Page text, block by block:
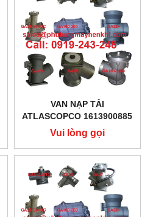
VAN NẠP TẢI
ATLASCOPCO 1613900885
Vui lòng gọi